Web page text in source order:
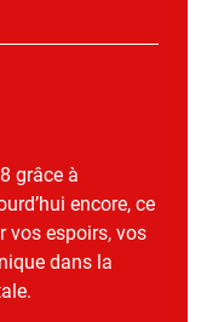
grâce à
encore, ce
vos espoirs, vos
dans la